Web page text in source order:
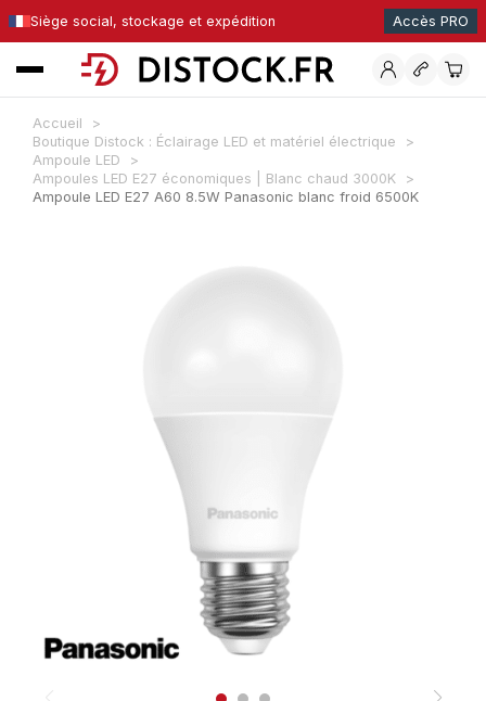
Siège social, stockage et expédition Accès PRO
Accueil
Boutique Distock : Éclairage LED et matériel électrique
Ampoule LED
Ampoules LED E27 économiques | Blanc chaud 3000K
Ampoule LED E27 A60 8.5W Panasonic blanc froid 6500K